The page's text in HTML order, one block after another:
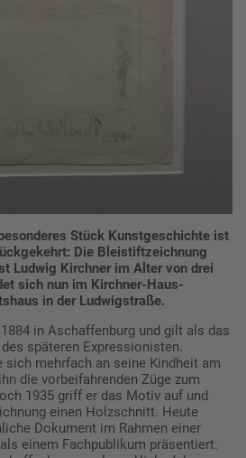
Stück Kunstgeschichte ist
Die Bleistiftzeichnung
Ludwig Kirchner im Alter von drei
sich nun im Kirchner-Haus-
in der Ludwigstraße.
in Aschaffenburg und gilt als das
späteren Expressionisten.
sich mehrfach an seine Kindheit am
die vorbeifahrenden Züge zum
1935 griff er das Motiv auf und
einen Holzschnitt. Heute
Dokument im Rahmen einer
einem Fachpublikum präsentiert.